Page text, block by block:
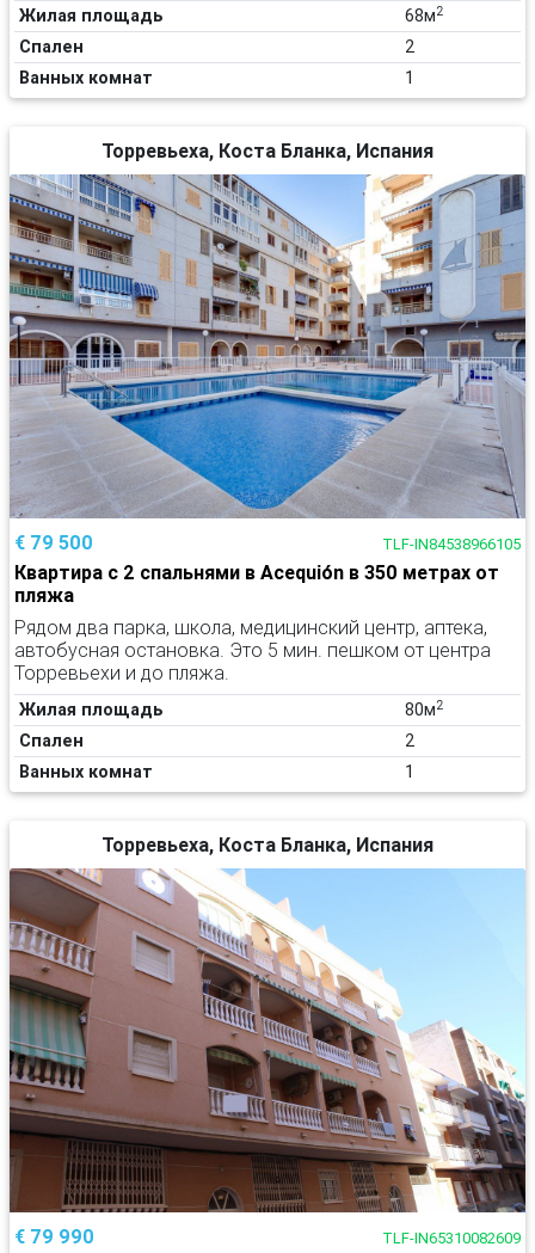
Жилая площадь 68м2
Спален
2
Ванных комнат
1
Торревьеха, Коста Бланка, Испания
€ 79 500 TLF-IN84538966105
Квартира с 2 спальнями в Acequión в 350 метрах от
пляжа
Рядом два парка, школа, медицинский центр, аптека,
автобусная остановка. Это 5 мин. пешком от центра
Торревьехи и до пляжа.
Жилая площадь 80м2
Спален
2
Ванных комнат
1
Торревьеха, Коста Бланка, Испания
€ 79 990 TLF-IN65310082609